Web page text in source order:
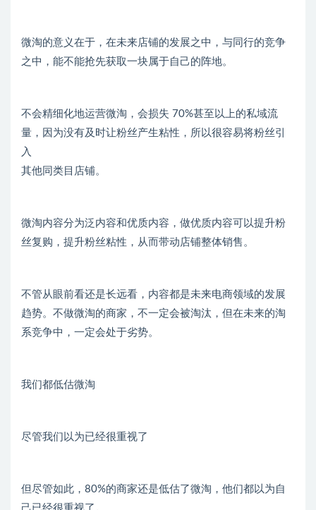
微淘的意义在于，在未来店铺的发展之中，与同行的竞争
之中，能不能抢先获取一块属于自己的阵地。
不会精细化地运营微淘，会损失 70%甚至以上的私域流
量，因为没有及时让粉丝产生粘性，所以很容易将粉丝引
入
其他同类目店铺。
微淘内容分为泛内容和优质内容，做优质内容可以提升粉
丝复购，提升粉丝粘性，从而带动店铺整体销售。
不管从眼前看还是长远看，内容都是未来电商领域的发展
趋势。不做微淘的商家，不一定会被淘汰，但在未来的淘
系竞争中，一定会处于劣势。
我们都低估微淘
尽管我们以为已经很重视了
但尽管如此，80%的商家还是低估了微淘，他们都以为自